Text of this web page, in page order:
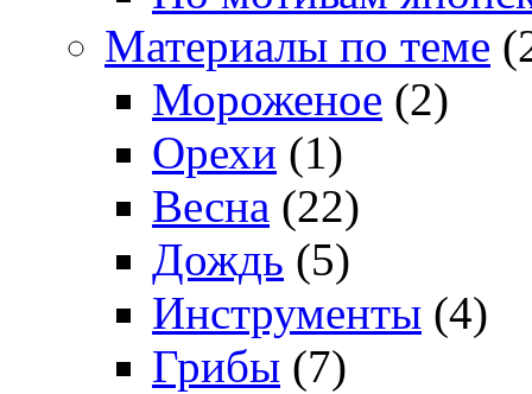
Материалы по теме
Мороженое (2)
Орехи (1)
Весна (22)
Дождь (5)
Инструменты (4)
Грибы (7)